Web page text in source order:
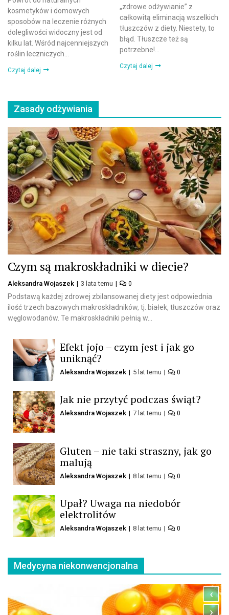
kosmetyków i domowych
sposobów na leczenie różnych
dolegliwości widoczny jest od
kilku lat. Wśród najcenniejszych
roślin leczniczych...
Czytaj dalej
„zdrowe odżywianie” z
całkowitą eliminacją wszelkich
tłuszczów z diety. Niestety, to
błąd. Tłuszcze też są
potrzebne!...
Czytaj dalej
Zasady odżywiania
Czym są makroskładniki w diecie?
Aleksandra Wojaszek 3 lata temu 0
Podstawą każdej zdrowej zbilansowanej diety jest odpowiednia
ilość trzech bazowych makroskładników, tj. białek, tłuszczów oraz
węglowodanów. Te makroskładniki pełnią w...
Efekt jojo – czym jest i jak go
uniknąć?
Aleksandra Wojaszek 5 lat temu 0
Jak nie przytyć podczas świąt?
Aleksandra Wojaszek 7 lat temu 0
Gluten – nie taki straszny, jak go
malują
Aleksandra Wojaszek 8 lat temu 0
Upał? Uwaga na niedobór
elektrolitów
Aleksandra Wojaszek 8 lat temu 0
Medycyna niekonwencjonalna
‹
›